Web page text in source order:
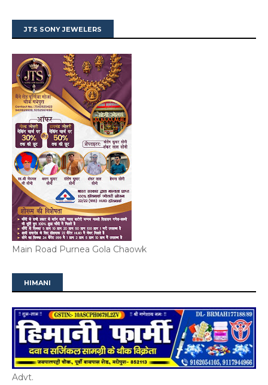
JTS SONY JEWELERS
Main Road Purnea Gola Chaowk
HIMANI
Advt.